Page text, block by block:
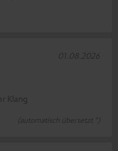
Klang
(automatisch übersetzt *)
01.08.2026